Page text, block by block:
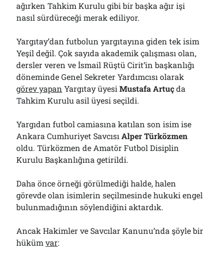
ağırken Tahkim Kurulu gibi bir başka ağır işi
nasıl sürdüreceği merak ediliyor.
Yargıtay’dan futbolun yargıtayına giden tek isim
Yeşil değil. Çok sayıda akademik çalışması olan,
dersler veren ve İsmail Rüştü Cirit’in başkanlığı
döneminde Genel Sekreter Yardımcısı olarak
görev yapan Yargıtay üyesiMustafa Artuçda
Tahkim Kurulu asil üyesi seçildi.
Yargıdan futbol camiasına katılan son isim ise
Ankara Cumhuriyet SavcısıAlper Türközmen
oldu. Türközmen de Amatör Futbol Disiplin
Kurulu Başkanlığına getirildi.
Daha önce örneği görülmediği halde, halen
görevde olan isimlerin seçilmesinde hukuki engel
bulunmadığının söylendiğini aktardık.
Ancak Hakimler ve Savcılar Kanunu’nda şöyle bir
hükümvar: